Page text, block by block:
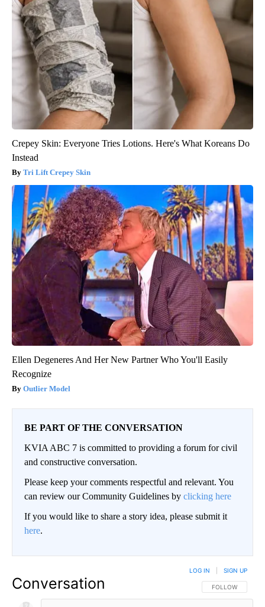
Crepey Skin: Everyone Tries Lotions. Here's What Koreans Do
Instead
Tri Lift Crepey Skin
Ellen Degeneres And Her New Partner Who You'll Easily
Recognize
Outlier Model
BE PART OF THE CONVERSATION
KVIA ABC 7 is committed to providing a forum for civil
and constructive conversation.
Please keep your comments respectful and relevant. You
can review our Community Guidelines by clicking here
If you would like to share a story idea, please submit it
here.
Conversation FOLLOW THIS
FOLLOW
LOG IN SIGN UP